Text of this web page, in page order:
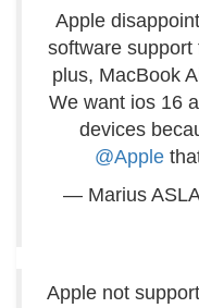
Apple
software support
plus, MacBook
We want ios 16
devices
@Apple
— Marius
Apple not